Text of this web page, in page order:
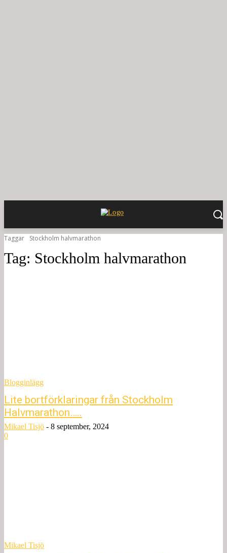
Taggar Stockholm halvmarathon
Tag: Stockholm halvmarathon
Blogginlägg
Lite bortförklaringar från Stockholm
Halvmarathon…..
Mikael Tisjö - 8 september, 2024
0
Mikael Tisjö